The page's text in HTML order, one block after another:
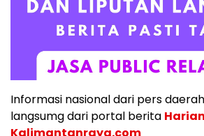
Informasi nasional dari pers
langsumg dari portal berita
Kalimantanraya.com